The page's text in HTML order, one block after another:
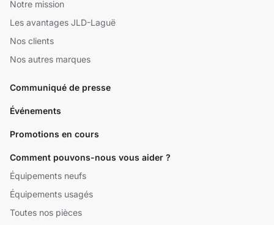
Notre mission
Les avantages JLD-Laguë
Nos clients
Nos autres marques
Communiqué de presse
Événements
Promotions en cours
Comment pouvons-nous vous aider ?
Équipements neufs
Équipements usagés
Toutes nos pièces